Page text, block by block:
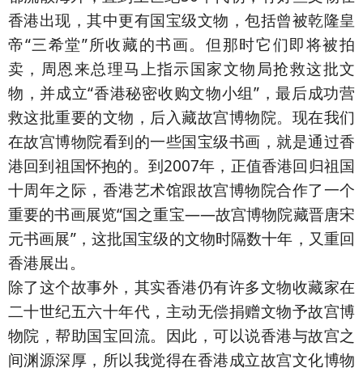
香港出现，其中更有国宝级文物，包括曾被乾隆皇
帝“三希堂”所收藏的书画。但那时它们即将被拍
卖，周恩来总理马上指示国家文物局抢救这批文
物，并成立“香港秘密收购文物小组”，最后成功营
救这批重要的文物，后入藏故宫博物院。现在我们
在故宫博物院看到的一些国宝级书画，就是通过香
港回到祖国怀抱的。到2007年，正值香港回归祖国
十周年之际，香港艺术馆跟故宫博物院合作了一个
重要的书画展览“国之重宝——故宫博物院藏晋唐宋
元书画展”，这批国宝级的文物时隔数十年，又重回
香港展出。
除了这个故事外，其实香港仍有许多文物收藏家在
二十世纪五六十年代，主动无偿捐赠文物予故宫博
物院，帮助国宝回流。因此，可以说香港与故宫之
间渊源深厚，所以我觉得在香港成立故宫文化博物